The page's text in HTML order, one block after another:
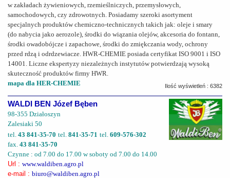
w zakładach żywieniowych, rzemieślniczych, przemysłowych,
samochodowych, czy zdrowotnych. Posiadamy szeroki asortyment
specjalnych produktów chemiczno-technicznych takich jak: oleje i smary
(do nabycia jako aerozole), środki do wiązania olejów, akcesoria do fontann,
środki owadobójcze i zapachowe, środki do zmiękczania wody, ochrony
przed rdzą i odrdzewiacze. HWR-CHEMIE posiada certyfikat ISO 9001 i ISO
14001. Liczne ekspertyzy niezależnych instytutów potwierdzają wysoką
skuteczność produktów firmy HWR.
mapa dla HER-CHEMIE
Ilość wyświetleń : 6382
WALDI BEN Józef Bęben
98-355 Działoszyn
Zalesiaki 50
tel. 43 841-35-70 tel. 841-35-71 tel. 609-576-302
fax. 43 841-35-70
Czynne : od 7.00 do 17.00 w soboty od 7.00 do 14.00
Url : www.waldiben.agro.pl
e-mail : biuro@waldiben.agro.pl